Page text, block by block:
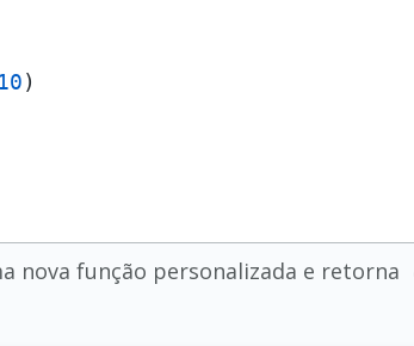
10)
nova função personalizada e retorna